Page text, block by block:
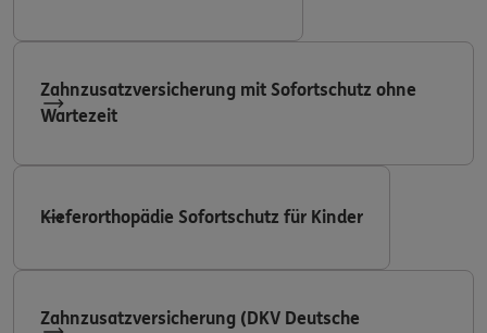
Zahnzusatzversicherung mit Sofortschutz ohne
Wartezeit
Kieferorthopädie Sofortschutz für Kinder
Zahnzusatzversicherung (DKV Deutsche